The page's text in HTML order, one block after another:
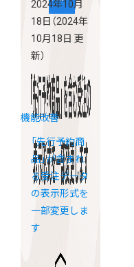
2024年10月
18日 （2024年
10月18日 更
新）
機能改善
「先行予約商
品」が含まれ
る受注データ
の表示形式を
一部変更しま
す